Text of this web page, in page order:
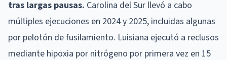
tras largas pausas. Carolina del Sur llevó a cabo
múltiples ejecuciones en 2024 y 2025, incluidas algunas
por pelotón de fusilamiento. Luisiana ejecutó a reclusos
mediante hipoxia por nitrógeno por primera vez en 15